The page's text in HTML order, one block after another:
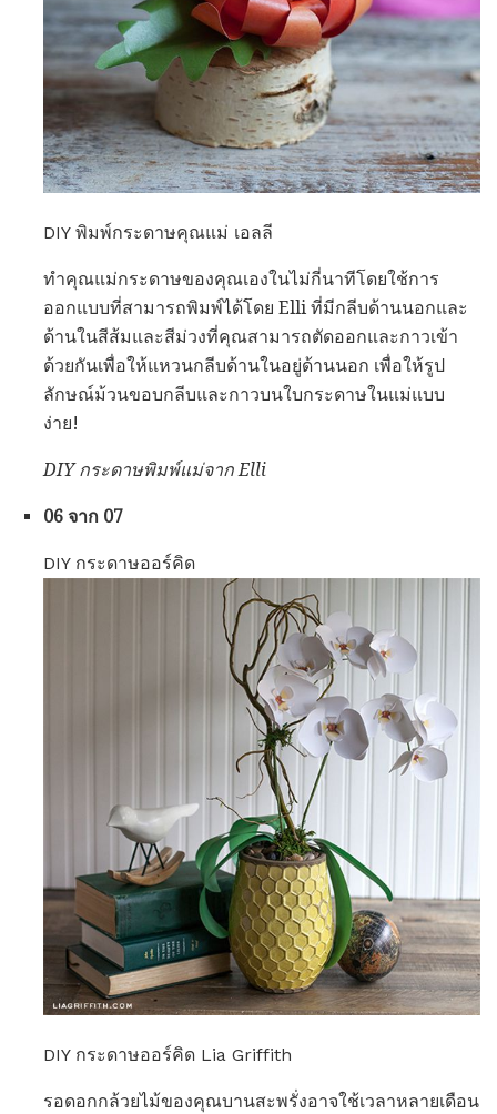
DIY พิมพ์กระดาษคุณแม่ เอลลี
ทำคุณแม่กระดาษของคุณเองในไม่กี่นาทีโดยใช้การ
ออกแบบที่สามารถพิมพ์ได้โดย Elli ที่มีกลีบด้านนอกและ
ด้านในสีส้มและสีม่วงที่คุณสามารถตัดออกและกาวเข้า
ด้วยกันเพื่อให้แหวนกลีบด้านในอยู่ด้านนอก เพื่อให้รูป
ลักษณ์ม้วนขอบกลีบและกาวบนใบกระดาษในแม่แบบ
ง่าย!
DIY กระดาษพิมพ์แม่จาก Elli
06 จาก 07
DIY กระดาษออร์คิด
DIY กระดาษออร์คิด Lia Griffith
รอดอกกล้วยไม้ของคุณบานสะพรั่งอาจใช้เวลาหลายเดือน